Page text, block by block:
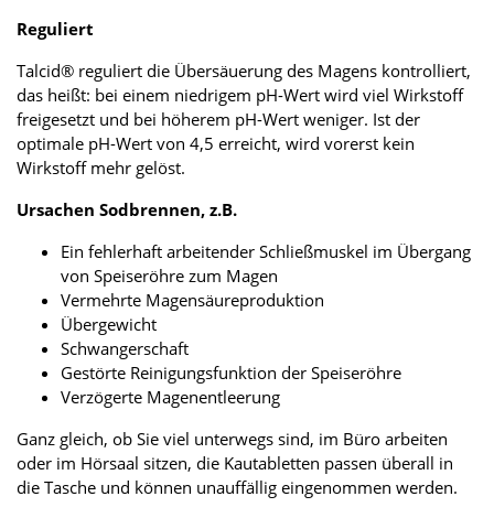
Reguliert
Talcid® reguliert die Übersäuerung des Magens kontrolliert,
das heißt: bei einem niedrigem pH-Wert wird viel Wirkstoff
freigesetzt und bei höherem pH-Wert weniger. Ist der
optimale pH-Wert von 4,5 erreicht, wird vorerst kein
Wirkstoff mehr gelöst.
Ursachen Sodbrennen, z.B.
Ein fehlerhaft arbeitender Schließmuskel im Übergang
von Speiseröhre zum Magen
Vermehrte Magensäureproduktion
Übergewicht
Schwangerschaft
Gestörte Reinigungsfunktion der Speiseröhre
Verzögerte Magenentleerung
Ganz gleich, ob Sie viel unterwegs sind, im Büro arbeiten
oder im Hörsaal sitzen, die Kautabletten passen überall in
die Tasche und können unauffällig eingenommen werden.